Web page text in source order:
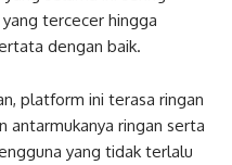
tercecer hingga
dengan baik.
platform ini terasa ringan
antarmukanya ringan serta
yang tidak terlalu